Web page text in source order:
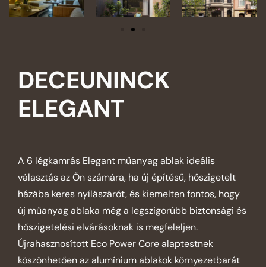
DECEUNINCK
ELEGANT
A 6 légkamrás Elegant műanyag ablak ideális
választás az Ön számára, ha új építésű, hőszigetelt
házába keres nyílászárót, és kiemelten fontos, hogy
új műanyag ablaka még a legszigorúbb biztonsági és
hőszigetelési elvárásoknak is megfeleljen.
Újrahasznosított Eco Power Core alaptestnek
köszönhetően az alumínium ablakok környezetbarát